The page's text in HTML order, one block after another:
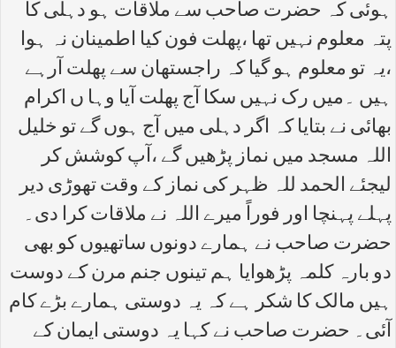
ہوئی کہ حضرت صاحب سے ملاقات ہو دہلی کا
پتہ معلوم نہیں تھا ،پھلت فون کیا اطمینان نہ ہوا
،یہ تو معلوم ہو گیا کہ راجستھان سے پھلت آرہے
ہیں ۔میں رک نہیں سکا آج پھلت آیا وہا ں اکرام
بھائی نے بتایا کہ اگر دہلی میں آج ہوں گے تو خلیل
اللہ مسجد میں نماز پڑھیں گے ،آپ کوشش کر
لیجئے الحمد للہ ظہر کی نماز کے وقت تھوڑی دیر
پہلے پہنچا اور فوراً میرے اللہ نے ملاقات کرا دی۔
حضرت صاحب نے ہمارے دونوں ساتھیوں کو بھی
دو بارہ کلمہ پڑھوایا ہم تینوں جنم مرن کے دوست
ہیں مالک کا شکر ہے کہ یہ دوستی ہمارے بڑے کام
آئی۔ حضرت صاحب نے کہا یہ دوستی ایمان کے